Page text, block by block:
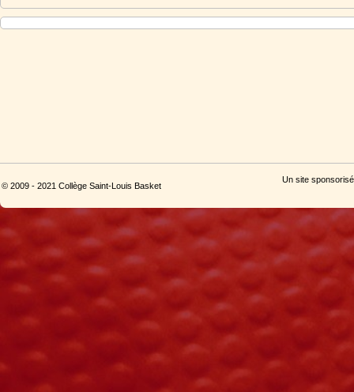
© 2009 - 2021 Collège Saint-Louis Basket
Un site